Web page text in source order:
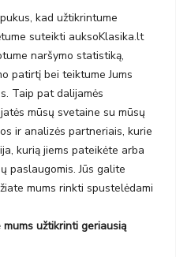
kad užtikrintume
suteikti auksoKlasika.lt
naršymo statistiką,
patirtį bei teiktume Jums
Taip pat dalijamės
mūsų svetaine su mūsų
ir analizės partneriais, kurie
kurią jiems pateikėte arba
paslaugomis. Jūs galite
mums rinkti spustelėdami
užtikrinti geriausią
naujienas bei riboto